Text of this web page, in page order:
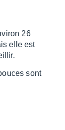
26
elle est
sont